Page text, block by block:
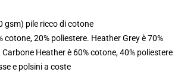
gsm) pile ricco di cotone
cotone, 20% poliestere. Heather Grey è 70%
Heather è 60% cotone, 40% poliestere
e polsini a coste